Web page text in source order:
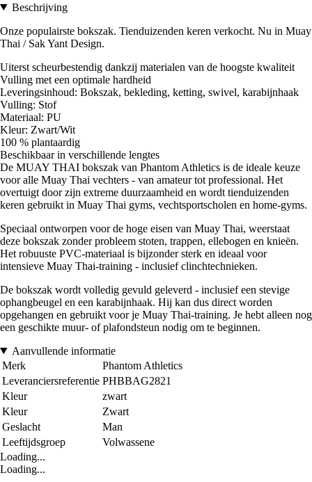
Beschrijving
Onze populairste bokszak. Tienduizenden keren verkocht. Nu in Muay
Thai / Sak Yant Design.
Uiterst scheurbestendig dankzij materialen van de hoogste kwaliteit
Vulling met een optimale hardheid
Leveringsinhoud: Bokszak, bekleding, ketting, swivel, karabijnhaak
Vulling: Stof
Materiaal: PU
Kleur: Zwart/Wit
100 % plantaardig
Beschikbaar in verschillende lengtes
De MUAY THAI bokszak van Phantom Athletics is de ideale keuze
voor alle Muay Thai vechters - van amateur tot professional. Het
overtuigt door zijn extreme duurzaamheid en wordt tienduizenden
keren gebruikt in Muay Thai gyms, vechtsportscholen en home-gyms.
Speciaal ontworpen voor de hoge eisen van Muay Thai, weerstaat
deze bokszak zonder probleem stoten, trappen, ellebogen en knieën.
Het robuuste PVC-materiaal is bijzonder sterk en ideaal voor
intensieve Muay Thai-training - inclusief clinchtechnieken.
De bokszak wordt volledig gevuld geleverd - inclusief een stevige
ophangbeugel en een karabijnhaak. Hij kan dus direct worden
opgehangen en gebruikt voor je Muay Thai-training. Je hebt alleen nog
een geschikte muur- of plafondsteun nodig om te beginnen.
Aanvullende informatie
Merk
Phantom Athletics
Leveranciersreferentie PHBBAG2821
Kleur
zwart
Kleur
Zwart
Geslacht
Man
Leeftijdsgroep
Volwassene
Loading...
Loading...